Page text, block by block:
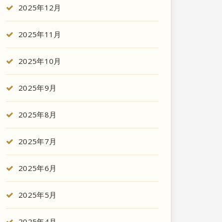
2025年12月
2025年11月
2025年10月
2025年9月
2025年8月
2025年7月
2025年6月
2025年5月